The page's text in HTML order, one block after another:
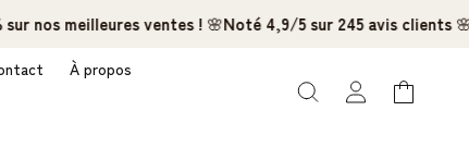
nos meilleures ventes !🌸Noté 4,9/5 sur 245 avis clients🌸
À propos
Connexion Panier